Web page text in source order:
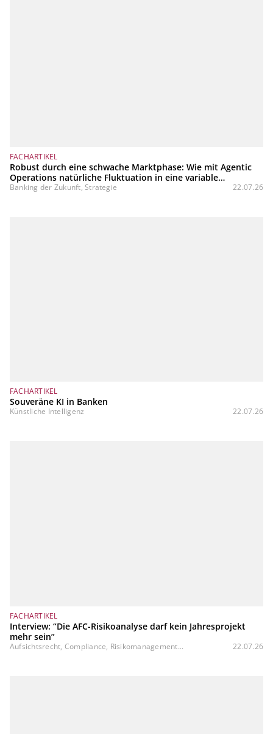
FACHARTIKEL
Robust durch eine schwache Marktphase: Wie mit Agentic
Operations natürliche Fluktuation in eine variable
Kostenstruktur transformiert werden kann
Banking der Zukunft, Strategie 22.07.26
FACHARTIKEL
Souveräne KI in Banken
Künstliche Intelligenz 22.07.26
FACHARTIKEL
Interview: “Die AFC-Risikoanalyse darf kein Jahresprojekt
mehr sein”
Aufsichtsrecht, Compliance, Risikomanagement... 22.07.26